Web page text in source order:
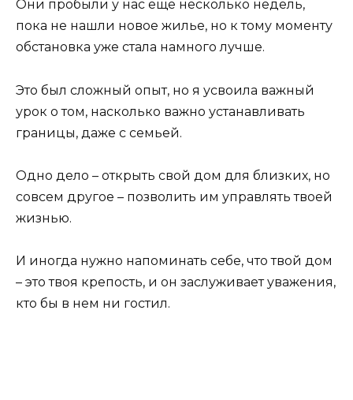
Они пробыли у нас еще несколько недель,
пока не нашли новое жилье, но к тому моменту
обстановка уже стала намного лучше.
Это был сложный опыт, но я усвоила важный
урок о том, насколько важно устанавливать
границы, даже с семьей.
Одно дело – открыть свой дом для близких, но
совсем другое – позволить им управлять твоей
жизнью.
И иногда нужно напоминать себе, что твой дом
– это твоя крепость, и он заслуживает уважения,
кто бы в нем ни гостил.